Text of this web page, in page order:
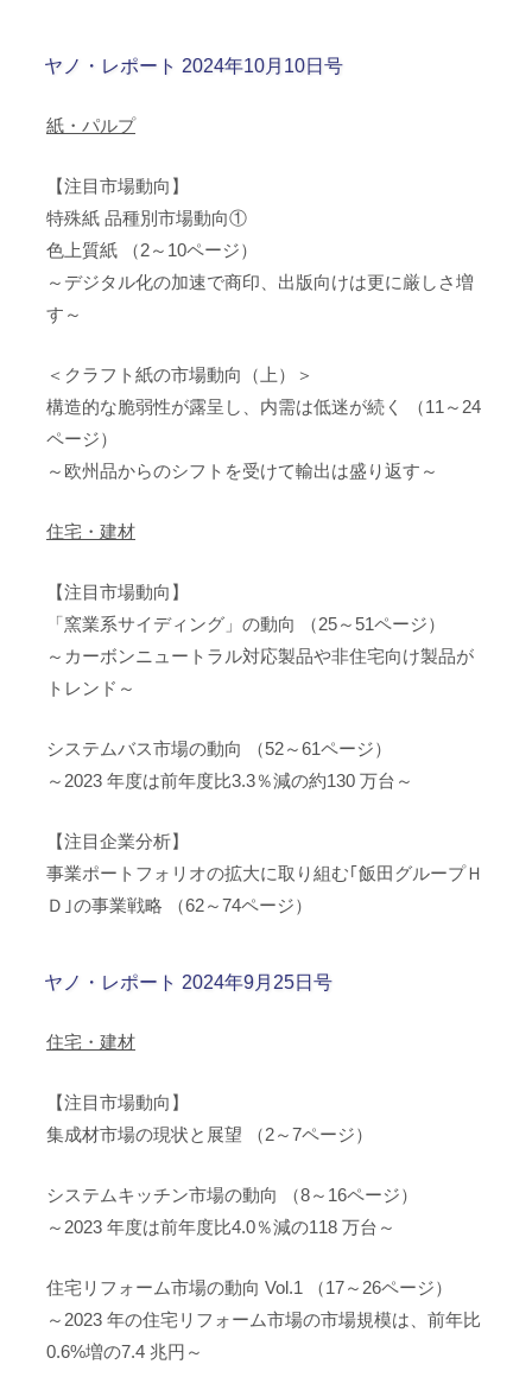
ヤノ・レポート 2024年10月10日号
紙・パルプ
【注目市場動向】
特殊紙 品種別市場動向①
色上質紙 （2～10ページ）
～デジタル化の加速で商印、出版向けは更に厳しさ増
す～
＜クラフト紙の市場動向（上）＞
構造的な脆弱性が露呈し、内需は低迷が続く （11～24
ページ）
～欧州品からのシフトを受けて輸出は盛り返す～
住宅・建材
【注目市場動向】
「窯業系サイディング」の動向 （25～51ページ）
～カーボンニュートラル対応製品や非住宅向け製品が
トレンド～
システムバス市場の動向 （52～61ページ）
～2023 年度は前年度比3.3％減の約130 万台～
【注目企業分析】
事業ポートフォリオの拡大に取り組む｢飯田グループＨ
Ｄ｣の事業戦略 （62～74ページ）
ヤノ・レポート 2024年9月25日号
住宅・建材
【注目市場動向】
集成材市場の現状と展望 （2～7ページ）
システムキッチン市場の動向 （8～16ページ）
～2023 年度は前年度比4.0％減の118 万台～
住宅リフォーム市場の動向 Vol.1 （17～26ページ）
～2023 年の住宅リフォーム市場の市場規模は、前年比
0.6%増の7.4 兆円～